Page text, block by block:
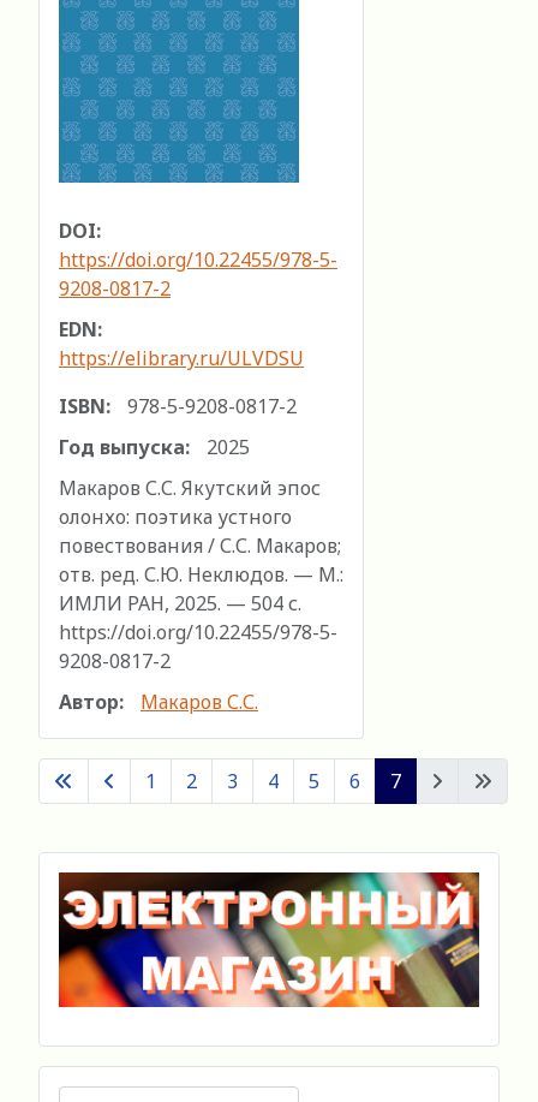
DOI:
https://doi.org/10.22455/978-5-
9208-0817-2
EDN:
https://elibrary.ru/ULVDSU
ISBN:
978-5-9208-0817-2
Год выпуска:
2025
Макаров С.С. Якутский эпос
олонхо: поэтика устного
повествования / С.С. Макаров;
отв. ред. С.Ю. Неклюдов. — М.:
ИМЛИ РАН, 2025. — 504 с.
https://doi.org/10.22455/978-5-
9208-0817-2
Автор:
Макаров С.С.
Страница 7 из 7
1 2 3 4 5 6 7